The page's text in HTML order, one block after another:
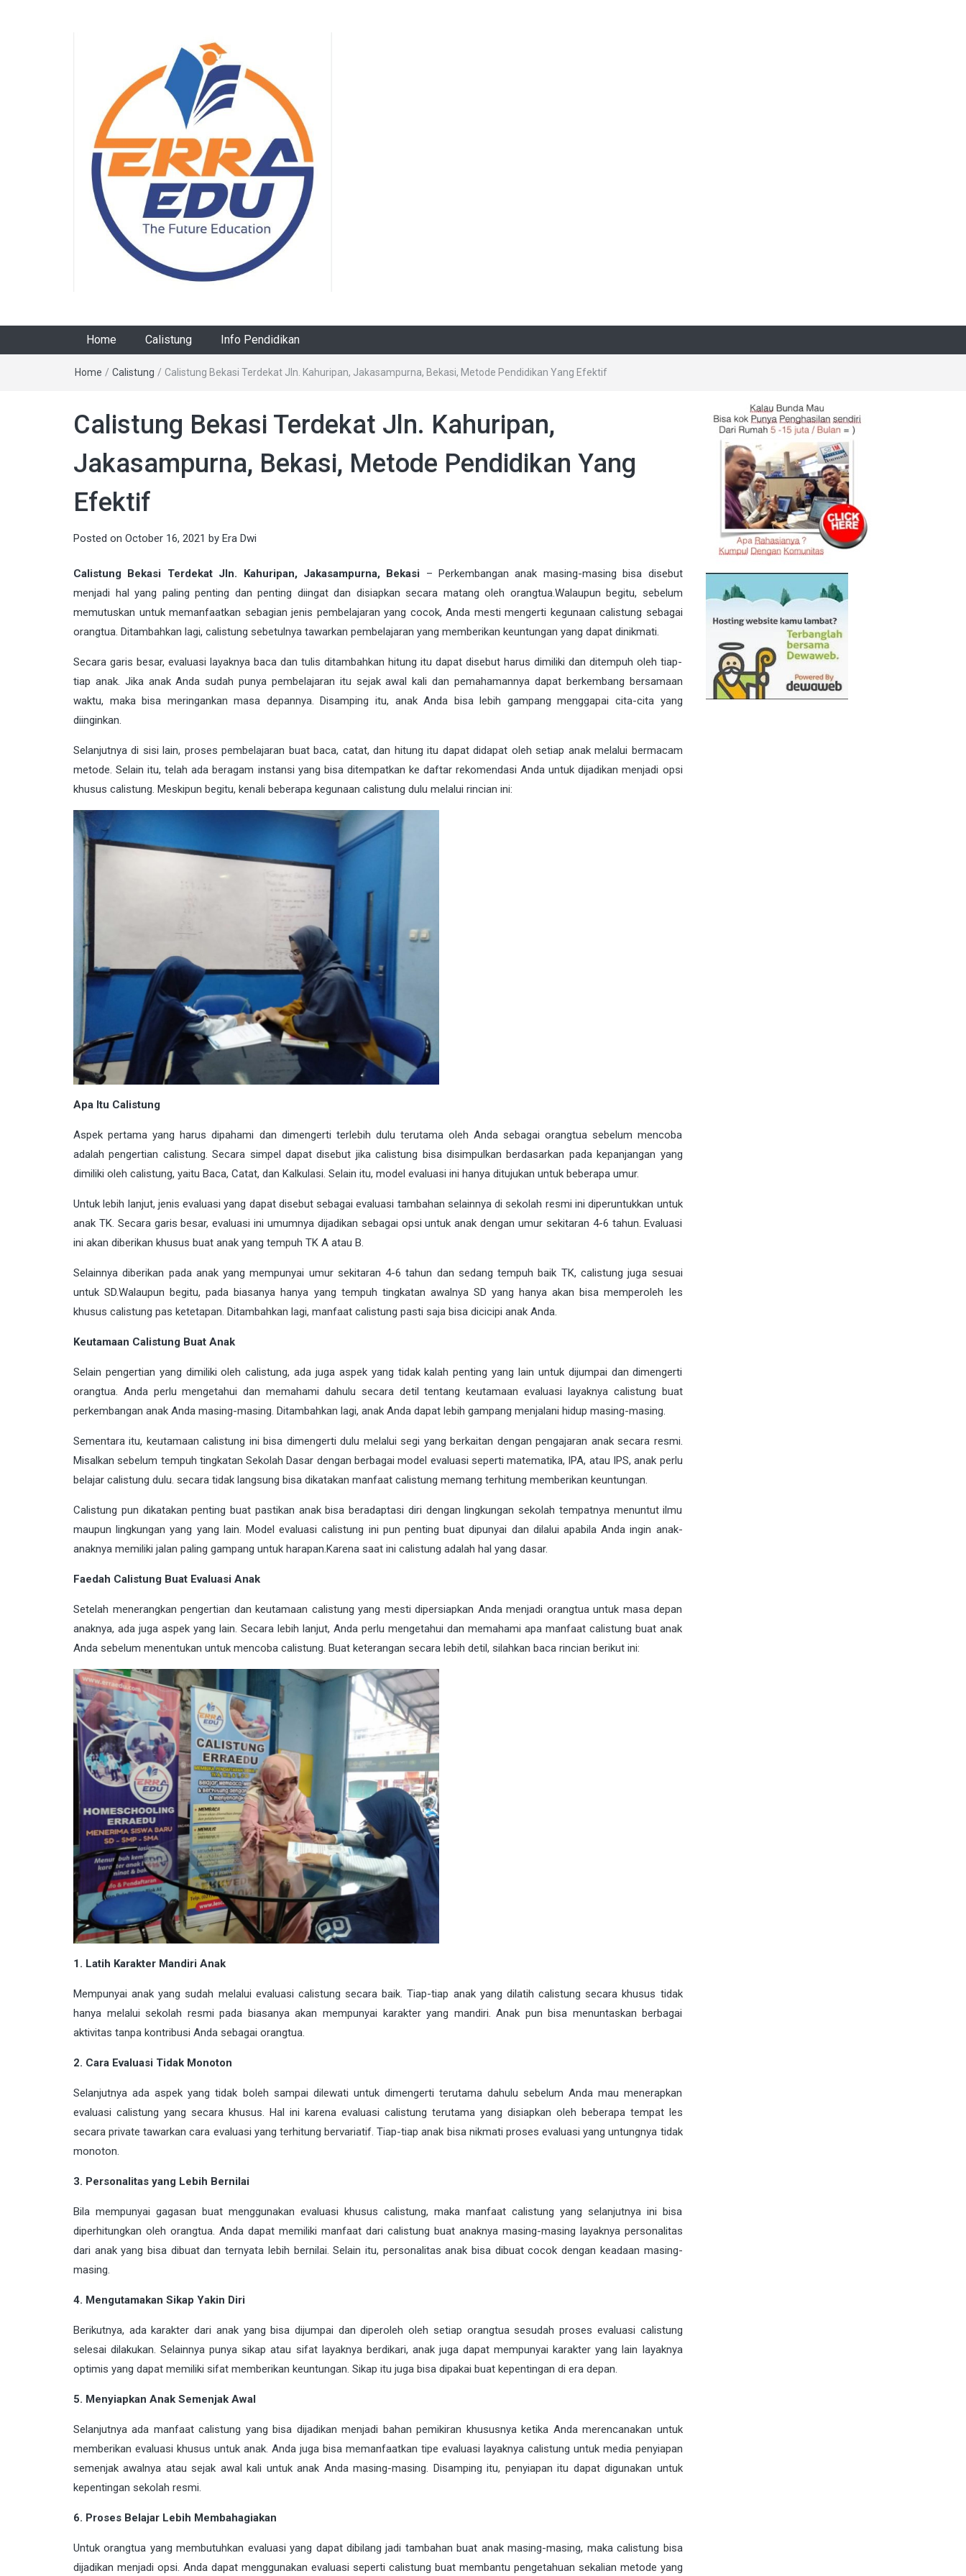
Home Calistung Info Pendidikan
Home / Calistung / Calistung Bekasi Terdekat Jln. Kahuripan, Jakasampurna, Bekasi, Metode Pendidikan Yang Efektif
Calistung Bekasi Terdekat Jln. Kahuripan,
Jakasampurna, Bekasi, Metode Pendidikan Yang
Efektif
Posted on October 16, 2021 by Era Dwi
Calistung Bekasi Terdekat Jln. Kahuripan, Jakasampurna, Bekasi – Perkembangan anak masing-masing bisa disebut
menjadi hal yang paling penting dan penting diingat dan disiapkan secara matang oleh orangtua.Walaupun begitu, sebelum
memutuskan untuk memanfaatkan sebagian jenis pembelajaran yang cocok, Anda mesti mengerti kegunaan calistung sebagai
orangtua. Ditambahkan lagi, calistung sebetulnya tawarkan pembelajaran yang memberikan keuntungan yang dapat dinikmati.
Secara garis besar, evaluasi layaknya baca dan tulis ditambahkan hitung itu dapat disebut harus dimiliki dan ditempuh oleh tiap-
tiap anak. Jika anak Anda sudah punya pembelajaran itu sejak awal kali dan pemahamannya dapat berkembang bersamaan
waktu, maka bisa meringankan masa depannya. Disamping itu, anak Anda bisa lebih gampang menggapai cita-cita yang
diinginkan.
Selanjutnya di sisi lain, proses pembelajaran buat baca, catat, dan hitung itu dapat didapat oleh setiap anak melalui bermacam
metode. Selain itu, telah ada beragam instansi yang bisa ditempatkan ke daftar rekomendasi Anda untuk dijadikan menjadi opsi
khusus calistung. Meskipun begitu, kenali beberapa kegunaan calistung dulu melalui rincian ini:
Apa Itu Calistung
Aspek pertama yang harus dipahami dan dimengerti terlebih dulu terutama oleh Anda sebagai orangtua sebelum mencoba
adalah pengertian calistung. Secara simpel dapat disebut jika calistung bisa disimpulkan berdasarkan pada kepanjangan yang
dimiliki oleh calistung, yaitu Baca, Catat, dan Kalkulasi. Selain itu, model evaluasi ini hanya ditujukan untuk beberapa umur.
Untuk lebih lanjut, jenis evaluasi yang dapat disebut sebagai evaluasi tambahan selainnya di sekolah resmi ini diperuntukkan untuk
anak TK. Secara garis besar, evaluasi ini umumnya dijadikan sebagai opsi untuk anak dengan umur sekitaran 4-6 tahun. Evaluasi
ini akan diberikan khusus buat anak yang tempuh TK A atau B.
Selainnya diberikan pada anak yang mempunyai umur sekitaran 4-6 tahun dan sedang tempuh baik TK, calistung juga sesuai
untuk SD.Walaupun begitu, pada biasanya hanya yang tempuh tingkatan awalnya SD yang hanya akan bisa memperoleh les
khusus calistung pas ketetapan. Ditambahkan lagi, manfaat calistung pasti saja bisa dicicipi anak Anda.
Keutamaan Calistung Buat Anak
Selain pengertian yang dimiliki oleh calistung, ada juga aspek yang tidak kalah penting yang lain untuk dijumpai dan dimengerti
orangtua. Anda perlu mengetahui dan memahami dahulu secara detil tentang keutamaan evaluasi layaknya calistung buat
perkembangan anak Anda masing-masing. Ditambahkan lagi, anak Anda dapat lebih gampang menjalani hidup masing-masing.
Sementara itu, keutamaan calistung ini bisa dimengerti dulu melalui segi yang berkaitan dengan pengajaran anak secara resmi.
Misalkan sebelum tempuh tingkatan Sekolah Dasar dengan berbagai model evaluasi seperti matematika, IPA, atau IPS, anak perlu
belajar calistung dulu. secara tidak langsung bisa dikatakan manfaat calistung memang terhitung memberikan keuntungan.
Calistung pun dikatakan penting buat pastikan anak bisa beradaptasi diri dengan lingkungan sekolah tempatnya menuntut ilmu
maupun lingkungan yang yang lain. Model evaluasi calistung ini pun penting buat dipunyai dan dilalui apabila Anda ingin anak-
anaknya memiliki jalan paling gampang untuk harapan.Karena saat ini calistung adalah hal yang dasar.
Faedah Calistung Buat Evaluasi Anak
Setelah menerangkan pengertian dan keutamaan calistung yang mesti dipersiapkan Anda menjadi orangtua untuk masa depan
anaknya, ada juga aspek yang lain. Secara lebih lanjut, Anda perlu mengetahui dan memahami apa manfaat calistung buat anak
Anda sebelum menentukan untuk mencoba calistung. Buat keterangan secara lebih detil, silahkan baca rincian berikut ini:
1. Latih Karakter Mandiri Anak
Mempunyai anak yang sudah melalui evaluasi calistung secara baik. Tiap-tiap anak yang dilatih calistung secara khusus tidak
hanya melalui sekolah resmi pada biasanya akan mempunyai karakter yang mandiri. Anak pun bisa menuntaskan berbagai
aktivitas tanpa kontribusi Anda sebagai orangtua.
2. Cara Evaluasi Tidak Monoton
Selanjutnya ada aspek yang tidak boleh sampai dilewati untuk dimengerti terutama dahulu sebelum Anda mau menerapkan
evaluasi calistung yang secara khusus. Hal ini karena evaluasi calistung terutama yang disiapkan oleh beberapa tempat les
secara private tawarkan cara evaluasi yang terhitung bervariatif. Tiap-tiap anak bisa nikmati proses evaluasi yang untungnya tidak
monoton.
3. Personalitas yang Lebih Bernilai
Bila mempunyai gagasan buat menggunakan evaluasi khusus calistung, maka manfaat calistung yang selanjutnya ini bisa
diperhitungkan oleh orangtua. Anda dapat memiliki manfaat dari calistung buat anaknya masing-masing layaknya personalitas
dari anak yang bisa dibuat dan ternyata lebih bernilai. Selain itu, personalitas anak bisa dibuat cocok dengan keadaan masing-
masing.
4. Mengutamakan Sikap Yakin Diri
Berikutnya, ada karakter dari anak yang bisa dijumpai dan diperoleh oleh setiap orangtua sesudah proses evaluasi calistung
selesai dilakukan. Selainnya punya sikap atau sifat layaknya berdikari, anak juga dapat mempunyai karakter yang lain layaknya
optimis yang dapat memiliki sifat memberikan keuntungan. Sikap itu juga bisa dipakai buat kepentingan di era depan.
5. Menyiapkan Anak Semenjak Awal
Selanjutnya ada manfaat calistung yang bisa dijadikan menjadi bahan pemikiran khususnya ketika Anda merencanakan untuk
memberikan evaluasi khusus untuk anak. Anda juga bisa memanfaatkan tipe evaluasi layaknya calistung untuk media penyiapan
semenjak awalnya atau sejak awal kali untuk anak Anda masing-masing. Disamping itu, penyiapan itu dapat digunakan untuk
kepentingan sekolah resmi.
6. Proses Belajar Lebih Membahagiakan
Untuk orangtua yang membutuhkan evaluasi yang dapat dibilang jadi tambahan buat anak masing-masing, maka calistung bisa
dijadikan menjadi opsi. Anda dapat menggunakan evaluasi seperti calistung buat membantu pengetahuan sekalian metode yang